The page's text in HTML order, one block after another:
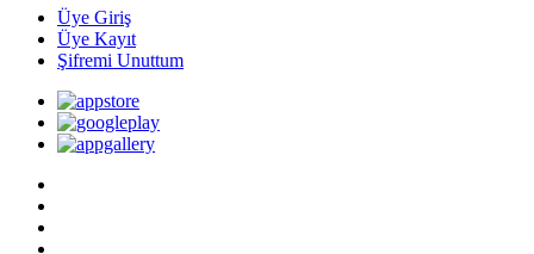
Üye Giriş
Üye Kayıt
Şifremi Unuttum